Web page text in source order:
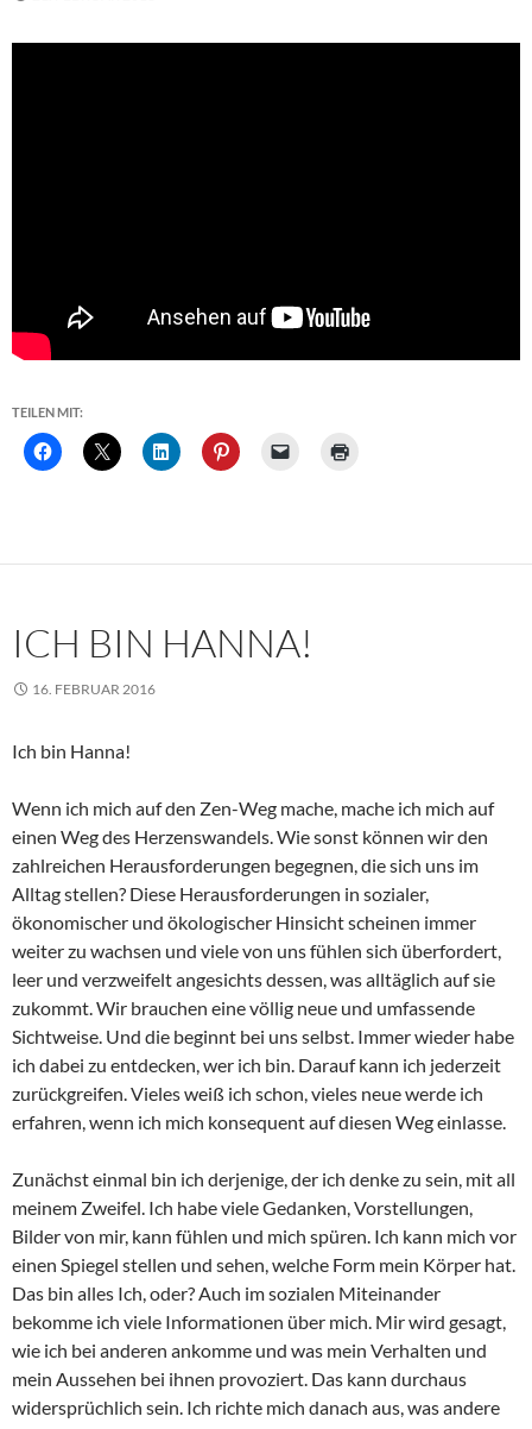
TEILEN MIT:
ICH BIN HANNA!
16. FEBRUAR 2016
Ich bin Hanna!
Wenn ich mich auf den Zen-Weg mache, mache ich mich auf
einen Weg des Herzenswandels. Wie sonst können wir den
zahlreichen Herausforderungen begegnen, die sich uns im
Alltag stellen? Diese Herausforderungen in sozialer,
ökonomischer und ökologischer Hinsicht scheinen immer
weiter zu wachsen und viele von uns fühlen sich überfordert,
leer und verzweifelt angesichts dessen, was alltäglich auf sie
zukommt. Wir brauchen eine völlig neue und umfassende
Sichtweise. Und die beginnt bei uns selbst. Immer wieder habe
ich dabei zu entdecken, wer ich bin. Darauf kann ich jederzeit
zurückgreifen. Vieles weiß ich schon, vieles neue werde ich
erfahren, wenn ich mich konsequent auf diesen Weg einlasse.
Zunächst einmal bin ich derjenige, der ich denke zu sein, mit all
meinem Zweifel. Ich habe viele Gedanken, Vorstellungen,
Bilder von mir, kann fühlen und mich spüren. Ich kann mich vor
einen Spiegel stellen und sehen, welche Form mein Körper hat.
Das bin alles Ich, oder? Auch im sozialen Miteinander
bekomme ich viele Informationen über mich. Mir wird gesagt,
wie ich bei anderen ankomme und was mein Verhalten und
mein Aussehen bei ihnen provoziert. Das kann durchaus
widersprüchlich sein. Ich richte mich danach aus, was andere